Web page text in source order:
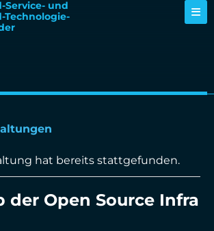
Service- und
Technologie-
hat bereits stattgefunden.
der Open Source Infra